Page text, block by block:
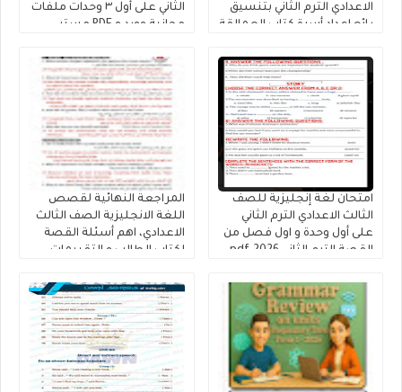
الاعدادي الترم الثاني بتنسيق
رائع إعداد أسرة كتاب العمالقة
الثاني على أول ٣ وحدات ملفات
مجانية وورد و PDF مستر
امتحان لغة إنجليزية للصف
الثالث الاعدادي الترم الثاني
على أول وحدة و اول فصل من
القصة الترم الثاني 2026.pdf
المراجعة النهائية لقصص
اللغة الانجليزية الصف الثالث
الاعدادي، اهم أسئلة القصة
لكتاب الطالب و التقييمات
كتاب فايف ستارز